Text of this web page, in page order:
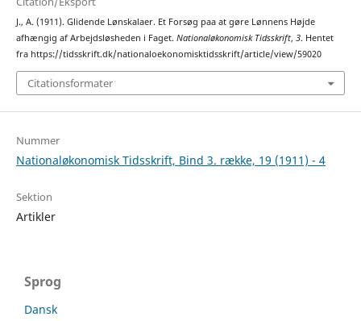
J., A. (1911). Glidende Lønskalaer. Et Forsøg paa at gøre Lønnens Højde
afhængig af Arbejdsløsheden i Faget. Nationaløkonomisk Tidsskrift, 3. Hentet
fra https://tidsskrift.dk/nationaloekonomisktidsskrift/article/view/59020
Citationsformater
Nummer
Nationaløkonomisk Tidsskrift, Bind 3. række, 19 (1911) - 4
Sektion
Artikler
Sprog
Dansk